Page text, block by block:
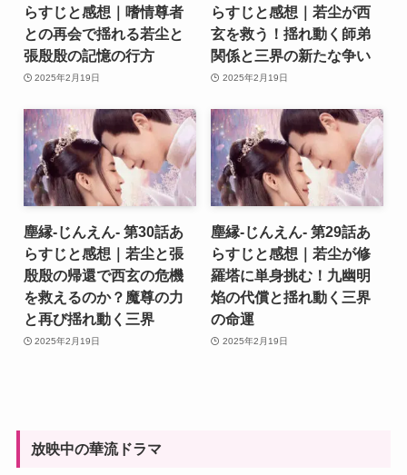
らすじと感想｜嗜情尊者
との再会で揺れる若尘と
張殷殷の記憶の行方
2025年2月19日
らすじと感想｜若尘が西
玄を救う！揺れ動く師弟
関係と三界の新たな争い
2025年2月19日
塵縁-じんえん- 第30話あ
らすじと感想｜若尘と張
殷殷の帰還で西玄の危機
を救えるのか？魔尊の力
と再び揺れ動く三界
2025年2月19日
塵縁-じんえん- 第29話あ
らすじと感想｜若尘が修
羅塔に単身挑む！九幽明
焰の代償と揺れ動く三界
の命運
2025年2月19日
放映中の華流ドラマ